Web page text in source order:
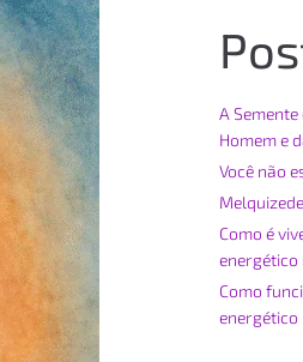
A
Homem e
Você não
Como é
Como
energético